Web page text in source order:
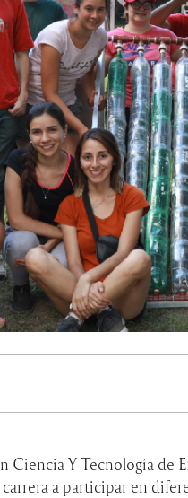
Ciencia Y Tecnología de
a participar en